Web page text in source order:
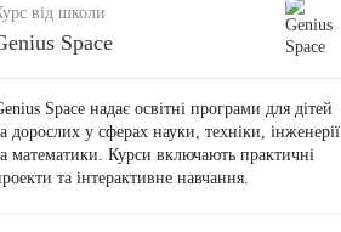
від школи
Space
Space надає освітні програми для дітей
дорослих у сферах науки, техніки, інженерії
математики. Курси включають практичні
та інтерактивне навчання.